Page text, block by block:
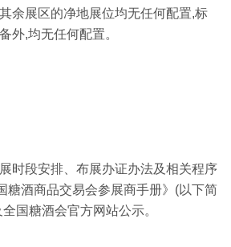
余展区的净地展位均无任何配置,标
外,均无任何配置。
时段安排、布展办证办法及相关程序
糖酒商品交易会参展商手册》(以下简
国糖酒会官方网站公示。